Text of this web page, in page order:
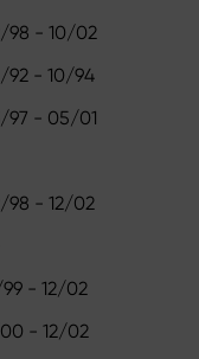
98 - 10/02
92 - 10/94
97 - 05/01
98 - 12/02
99 - 12/02
00 - 12/02